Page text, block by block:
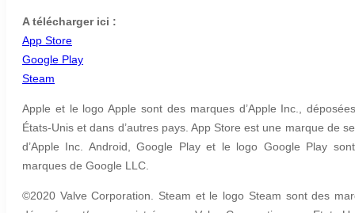
A télécharger ici :
App Store
Google Play
Steam
Apple et le logo Apple sont des marques d’Apple Inc.,
États-Unis et dans d’autres pays. App Store est une marque de
d’Apple Inc. Android, Google Play et le logo Google Play
marques de Google LLC.
©2020 Valve Corporation. Steam et le logo Steam sont des